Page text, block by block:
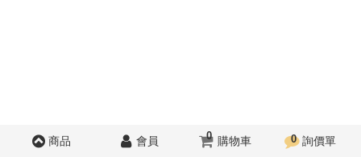
商品 會員 0 購物車 0 詢價單